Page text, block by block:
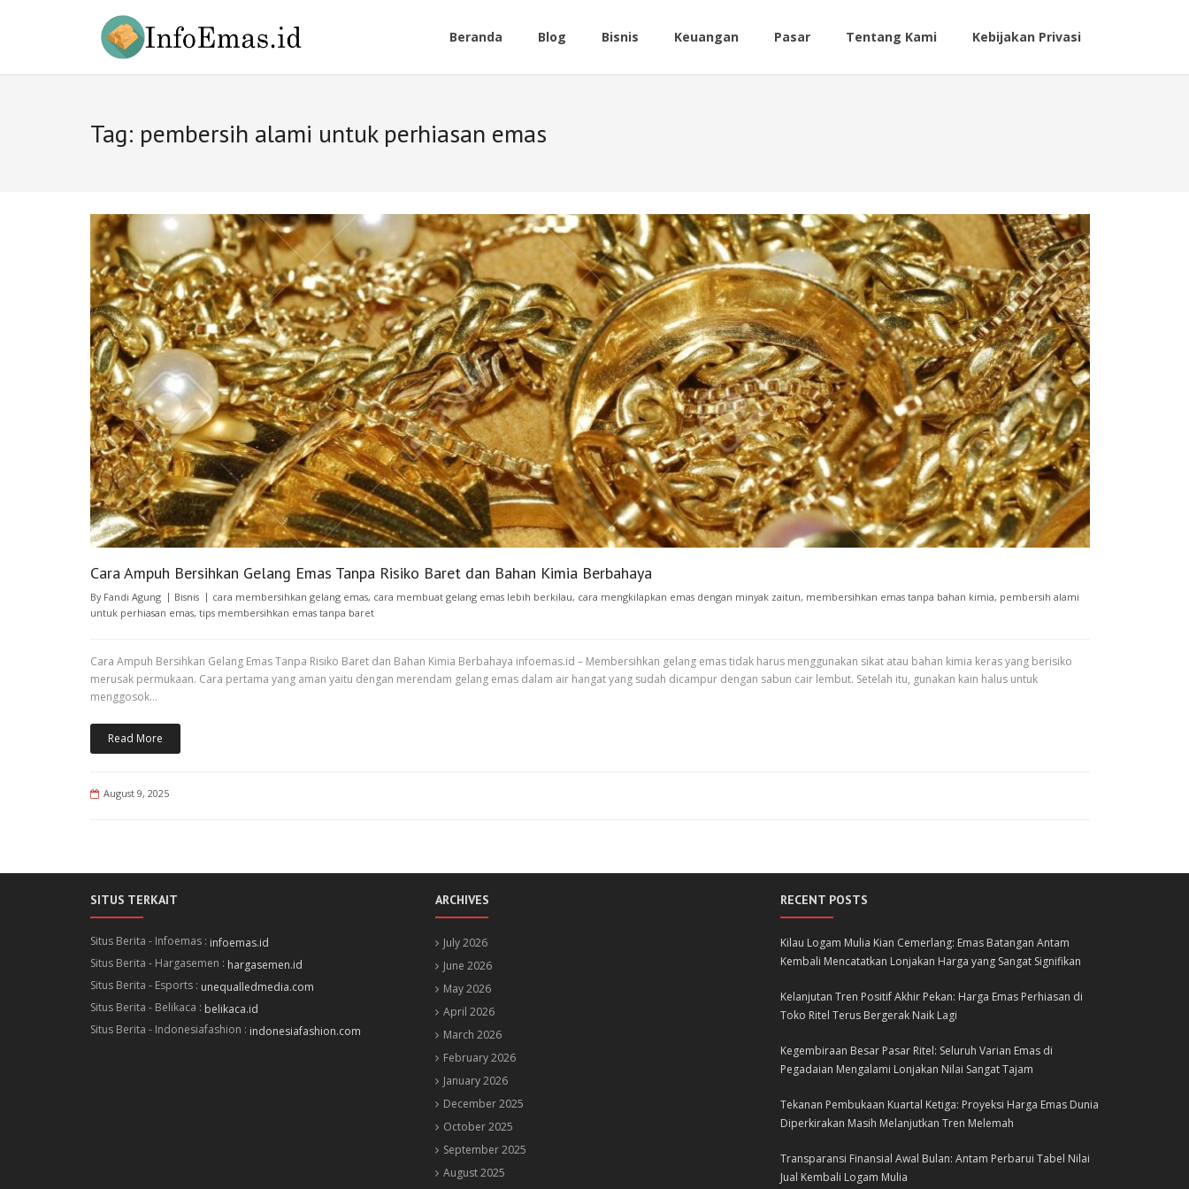
Beranda Blog Bisnis Keuangan Pasar Tentang Kami Kebijakan Privasi
Tag: pembersih alami untuk perhiasan emas
Cara Ampuh Bersihkan Gelang Emas Tanpa Risiko Baret dan Bahan Kimia Berbahaya
By Fandi Agung Bisnis cara membersihkan gelang emas, cara membuat gelang emas lebih berkilau, cara mengkilapkan emas dengan minyak zaitun, membersihkan emas tanpa bahan kimia, pembersih alami
untuk perhiasan emas, tips membersihkan emas tanpa baret
Cara Ampuh Bersihkan Gelang Emas Tanpa Risiko Baret dan Bahan Kimia Berbahaya infoemas.id – Membersihkan gelang emas tidak harus menggunakan sikat atau bahan kimia keras yang berisiko
merusak permukaan. Cara pertama yang aman yaitu dengan merendam gelang emas dalam air hangat yang sudah dicampur dengan sabun cair lembut. Setelah itu, gunakan kain halus untuk
menggosok…
Read More
August 9, 2025
SITUS TERKAIT
Situs Berita - Infoemas : infoemas.id
Situs Berita - Hargasemen : hargasemen.id
Situs Berita - Esports : unequalledmedia.com
Situs Berita - Belikaca : belikaca.id
Situs Berita - Indonesiafashion : indonesiafashion.com
ARCHIVES
July 2026
June 2026
May 2026
April 2026
March 2026
February 2026
January 2026
December 2025
October 2025
September 2025
August 2025
RECENT POSTS
Kilau Logam Mulia Kian Cemerlang: Emas Batangan Antam
Kembali Mencatatkan Lonjakan Harga yang Sangat Signifikan
Kelanjutan Tren Positif Akhir Pekan: Harga Emas Perhiasan di
Toko Ritel Terus Bergerak Naik Lagi
Kegembiraan Besar Pasar Ritel: Seluruh Varian Emas di
Pegadaian Mengalami Lonjakan Nilai Sangat Tajam
Tekanan Pembukaan Kuartal Ketiga: Proyeksi Harga Emas Dunia
Diperkirakan Masih Melanjutkan Tren Melemah
Transparansi Finansial Awal Bulan: Antam Perbarui Tabel Nilai
Jual Kembali Logam Mulia